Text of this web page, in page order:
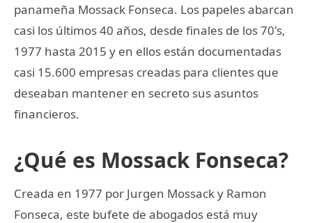
panameña Mossack Fonseca. Los papeles abarcan
casi los últimos 40 años, desde finales de los 70's,
1977 hasta 2015 y en ellos están documentadas
casi 15.600 empresas creadas para clientes que
deseaban mantener en secreto sus asuntos
financieros.
¿Qué es Mossack Fonseca?
Creada en 1977 por Jurgen Mossack y Ramon
Fonseca, este bufete de abogados está muy